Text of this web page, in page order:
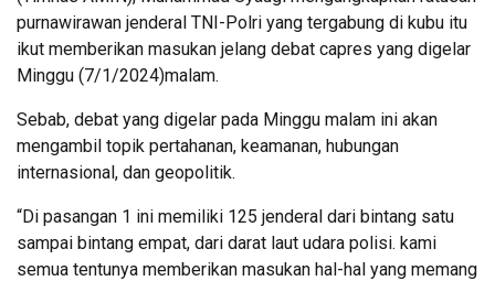
purnawirawan jenderal TNI-Polri yang tergabung di kubu itu
ikut memberikan masukan jelang debat capres yang digelar
Minggu (7/1/2024)malam.
Sebab, debat yang digelar pada Minggu malam ini akan
mengambil topik pertahanan, keamanan, hubungan
internasional, dan geopolitik.
“Di pasangan 1 ini memiliki 125 jenderal dari bintang satu
sampai bintang empat, dari darat laut udara polisi. kami
semua tentunya memberikan masukan hal-hal yang memang